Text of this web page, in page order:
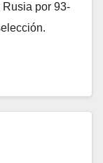
por 93-